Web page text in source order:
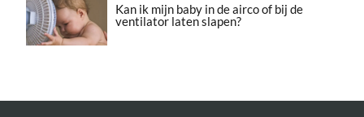
Kan ik mijn baby in de airco of bij de
ventilator laten slapen?